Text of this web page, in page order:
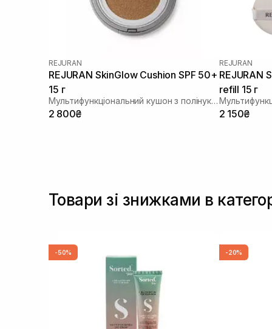
REJURAN
REJURAN SkinGlow Cushion SPF 50+
15 г
Мультифункціональний кушон з полінуклеотидами
2 800₴
REJURAN
REJURAN
refill 15 г
2 150₴
Товари зі знижками в
-50% -20%